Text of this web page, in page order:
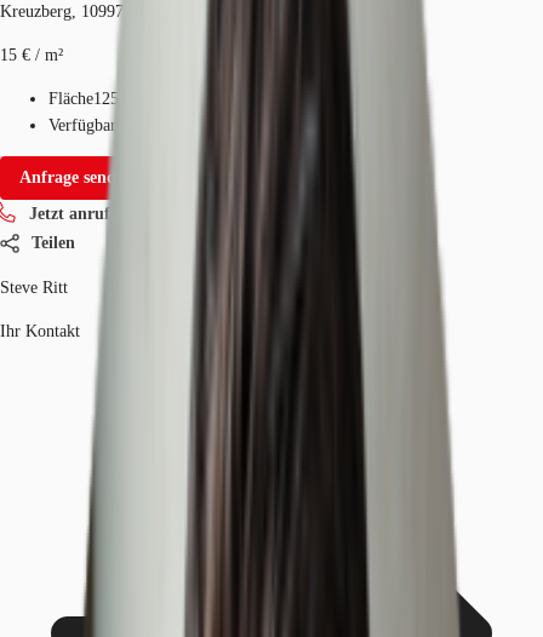
Kreuzberg, 10997, Berlin, Berlin
15 € / m²
Fläche125 - 5.976 m²
Verfügbarkeit
Anfrage senden
Jetzt anrufen
Teilen
Steve Ritt
Ihr Kontakt